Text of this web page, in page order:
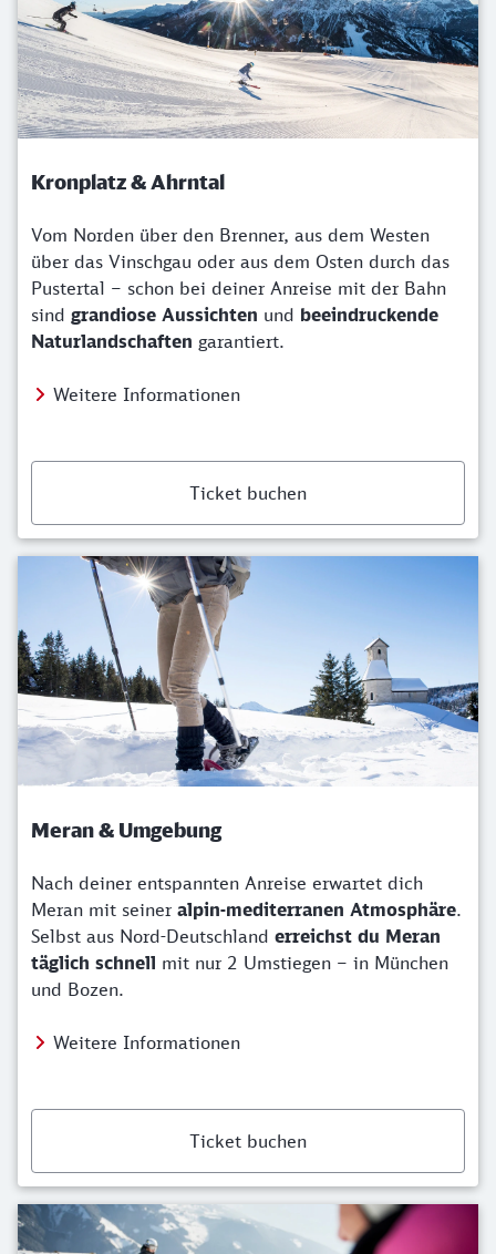
Kronplatz & Ahrntal
Vom Norden über den Brenner, aus dem Westen
über das Vinschgau oder aus dem Osten durch das
Pustertal – schon bei deiner Anreise mit der Bahn
sind grandiose Aussichten und beeindruckende
Naturlandschaften garantiert.
Weitere Informationen
Ticket buchen
Meran & Umgebung
Nach deiner entspannten Anreise erwartet dich
Meran mit seiner alpin-mediterranen Atmosphäre.
Selbst aus Nord-Deutschland erreichst du Meran
täglich schnell mit nur 2 Umstiegen – in München
und Bozen.
Weitere Informationen
Ticket buchen